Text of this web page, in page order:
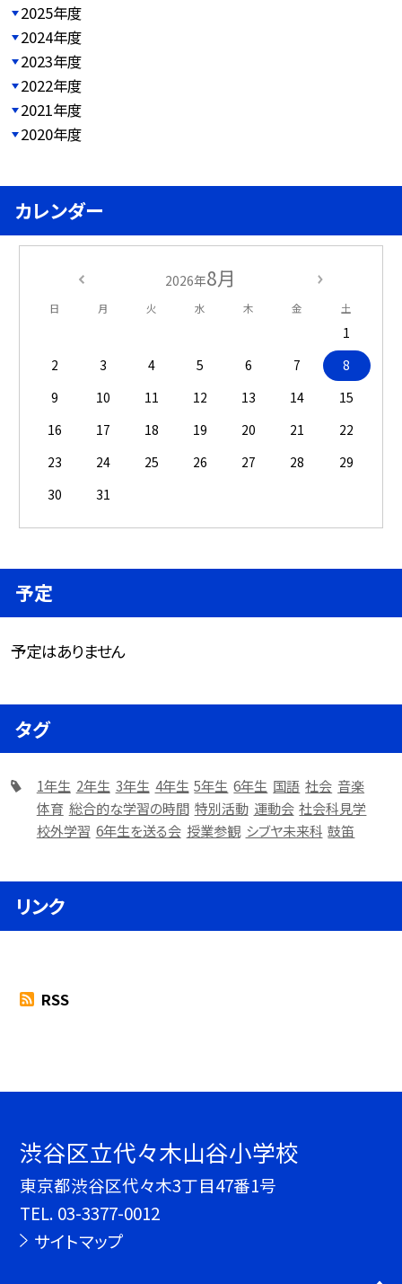
2025年度
2024年度
2023年度
2022年度
2021年度
2020年度
カレンダー
2026年8月
日 月 火 水 木 金 土
1
2
3 4 5 6 7
8
9
10 11 12 13 14
15
16
17 18 19 20 21
22
23
24 25 26 27 28
29
30
31
予定
予定はありません
タグ
1年生 2年生 3年生 4年生 5年生 6年生 国語 社会 音楽
体育 総合的な学習の時間 特別活動 運動会 社会科見学
校外学習 6年生を送る会 授業参観 シブヤ未来科 鼓笛
リンク
RSS
渋谷区立代々木山谷小学校
東京都渋谷区代々木3丁目47番1号
TEL. 03-3377-0012
サイトマップ